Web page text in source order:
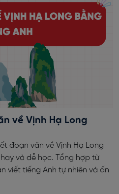
về Vịnh Hạ Long
đoạn văn về Vịnh Hạ Long
và dễ học. Tổng hợp từ
viết tiếng Anh tự nhiên và ấn